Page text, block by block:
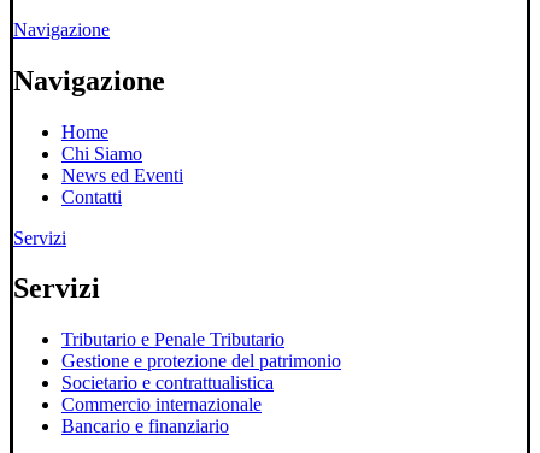
Navigazione
Navigazione
Home
Chi Siamo
News ed Eventi
Contatti
Servizi
Servizi
Tributario e Penale Tributario
Gestione e protezione del patrimonio
Societario e contrattualistica
Commercio internazionale
Bancario e finanziario